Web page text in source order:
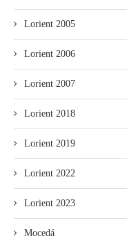
Lorient 2005
Lorient 2006
Lorient 2007
Lorient 2018
Lorient 2019
Lorient 2022
Lorient 2023
Mocedá